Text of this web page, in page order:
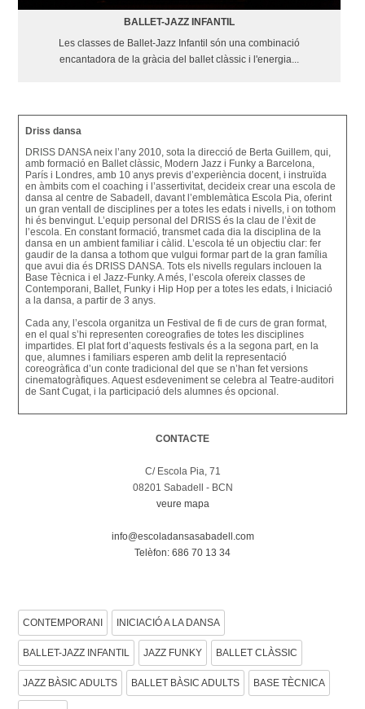
BALLET-JAZZ INFANTIL
Les classes de Ballet-Jazz Infantil són una combinació
encantadora de la gràcia del ballet clàssic i l'energia...
Driss dansa
DRISS DANSA neix l’any 2010, sota la direcció de Berta Guillem, qui,
amb formació en Ballet clàssic, Modern Jazz i Funky a Barcelona,
París i Londres, amb 10 anys previs d’experiència docent, i instruïda
en àmbits com el coaching i l’assertivitat, decideix crear una escola de
dansa al centre de Sabadell, davant l’emblemàtica Escola Pia, oferint
un gran ventall de disciplines per a totes les edats i nivells, i on tothom
hi és benvingut. L’equip personal del DRISS és la clau de l’èxit de
l’escola. En constant formació, transmet cada dia la disciplina de la
dansa en un ambient familiar i càlid. L’escola té un objectiu clar: fer
gaudir de la dansa a tothom que vulgui formar part de la gran família
que avui dia és DRISS DANSA. Tots els nivells regulars inclouen la
Base Tècnica i el Jazz-Funky. A més, l’escola ofereix classes de
Contemporani, Ballet, Funky i Hip Hop per a totes les edats, i Iniciació
a la dansa, a partir de 3 anys.
Cada any, l’escola organitza un Festival de fi de curs de gran format,
en el qual s’hi representen coreografies de totes les disciplines
impartides. El plat fort d’aquests festivals és a la segona part, en la
que, alumnes i familiars esperen amb delit la representació
coreogràfica d’un conte tradicional del que se n’han fet versions
cinematogràfiques. Aquest esdeveniment se celebra al Teatre-auditori
de Sant Cugat, i la participació dels alumnes és opcional.
CONTACTE
C/ Escola Pia, 71
08201 Sabadell - BCN
veure mapa
info@escoladansasabadell.com
Telèfon: 686 70 13 34
CONTEMPORANI INICIACIÓ A LA DANSA
BALLET-JAZZ INFANTIL JAZZ FUNKY BALLET CLÀSSIC
JAZZ BÀSIC ADULTS BALLET BÀSIC ADULTS BASE TÈCNICA